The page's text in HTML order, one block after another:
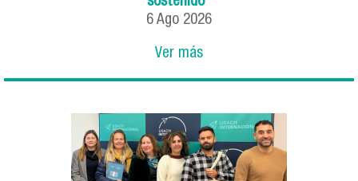
6 Ago 2026
Ver más